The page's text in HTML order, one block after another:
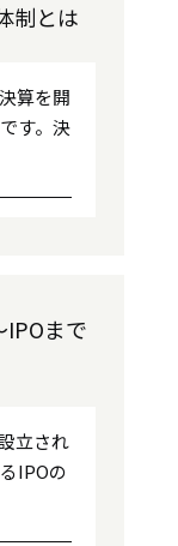
制とは
算を開
す。決
IPOまで
立され
IPOの